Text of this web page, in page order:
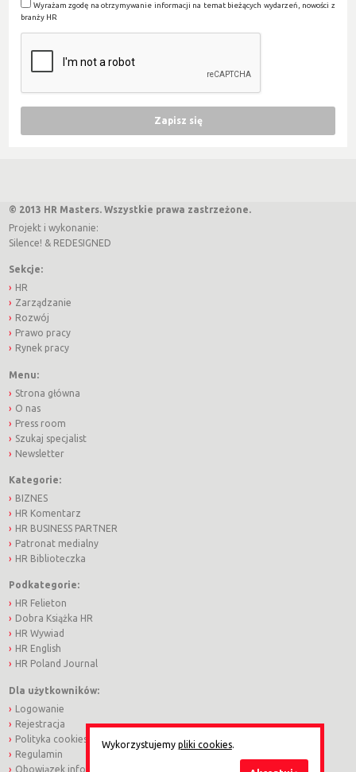
Wyrażam zgodę na otrzymywanie informacji na temat bieżących wydarzeń, nowości z
branży HR
© 2013 HR Masters. Wszystkie prawa zastrzeżone.
Projekt i wykonanie:
Silence! & REDESIGNED
Sekcje:
HR
Zarządzanie
Rozwój
Prawo pracy
Rynek pracy
Menu:
Strona główna
O nas
Press room
Szukaj specjalist
Newsletter
Kategorie:
BIZNES
HR Komentarz
HR BUSINESS PARTNER
Patronat medialny
HR Biblioteczka
Podkategorie:
HR Felieton
Dobra Książka HR
HR Wywiad
HR English
HR Poland Journal
Dla użytkowników:
Logowanie
Rejestracja
Polityka cookies
Regulamin
Obowiązek informacyjny
Wykorzystujemy pliki cookies.